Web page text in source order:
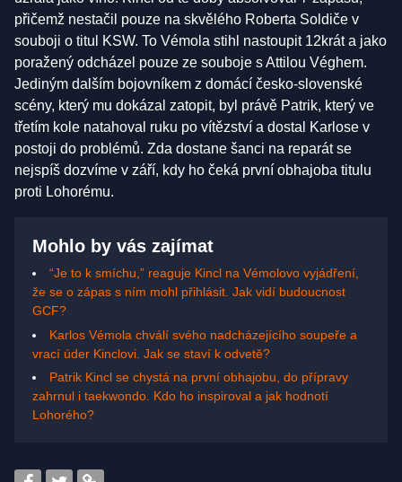
přičemž nestačil pouze na skvělého Roberta Soldiče v
souboji o titul KSW. To Vémola stihl nastoupit 12krát a jako
poražený odcházel pouze ze souboje s Attilou Véghem.
Jediným dalším bojovníkem z domácí česko-slovenské
scény, který mu dokázal zatopit, byl právě Patrik, který ve
třetím kole natahoval ruku po vítězství a dostal Karlose v
postoji do problémů. Zda dostane šanci na reparát se
nejspíš dozvíme v září, kdy ho čeká první obhajoba titulu
proti Lohorému.
Mohlo by vás zajímat
“Je to k smíchu,” reaguje Kincl na Vémolovo vyjádření,
že se o zápas s ním mohl přihlásit. Jak vidí budoucnost
GCF?
Karlos Vémola chválí svého nadcházejícího soupeře a
vrací úder Kinclovi. Jak se staví k odvetě?
Patrik Kincl se chystá na první obhajobu, do přípravy
zahrnul i taekwondo. Kdo ho inspiroval a jak hodnotí
Lohorého?